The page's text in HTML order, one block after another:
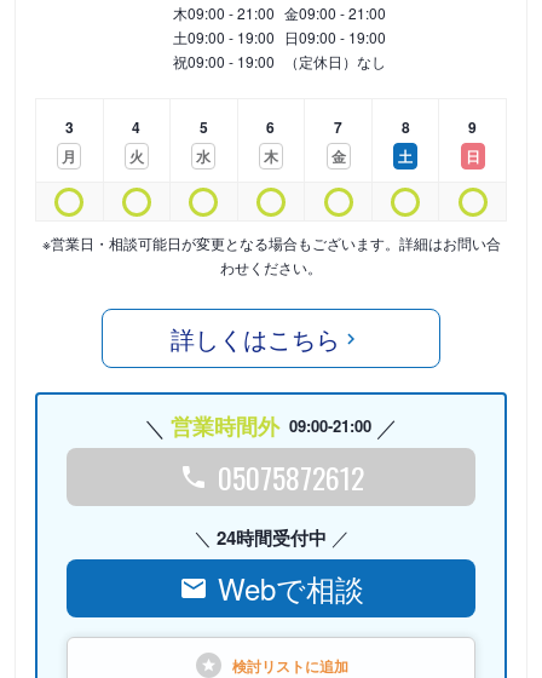
木09:00 - 21:00 金09:00 - 21:00
土09:00 - 19:00 日09:00 - 19:00
祝09:00 - 19:00 （定休日）なし
3
月
4
火
5
水
6
木
7
金
8
土
9
日
※営業日・相談可能日が変更となる場合もございます。詳細はお問い合
わせください。
詳しくはこちら
営業時間外 09:00-21:00
05075872612
24時間受付中
Webで相談
検討リストに追加